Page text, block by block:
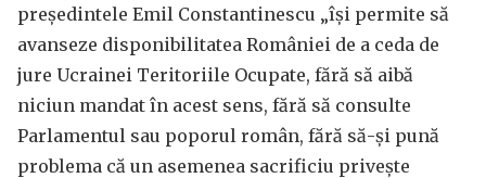
președintele Emil Constantinescu „își permite să
avanseze disponibilitatea României de a ceda de
jure Ucrainei Teritoriile Ocupate, fără să aibă
niciun mandat în acest sens, fără să consulte
Parlamentul sau poporul român, fără să-și pună
problema că un asemenea sacrificiu privește